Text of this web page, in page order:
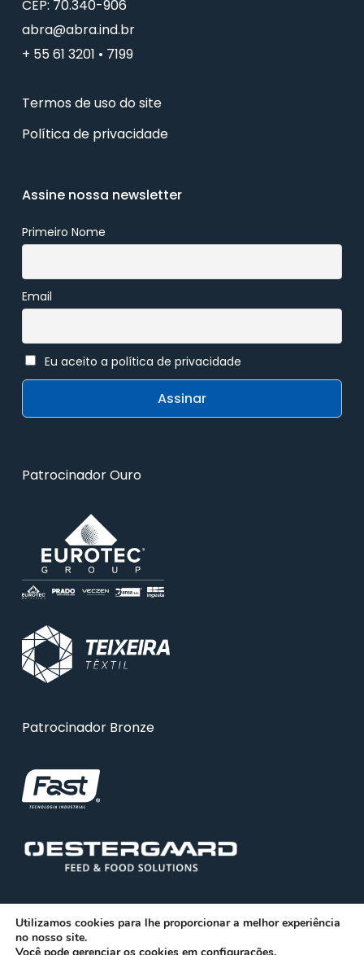
CEP: 70.340-906
abra@abra.ind.br
+ 55 61 3201 • 7199
Termos de uso do site
Política de privacidade
Assine nossa newsletter
Primeiro Nome
Email
Eu aceito a política de privacidade
Patrocinador Ouro
Patrocinador Bronze
Utilizamos cookies para lhe proporcionar a melhor experiência
no nosso site.